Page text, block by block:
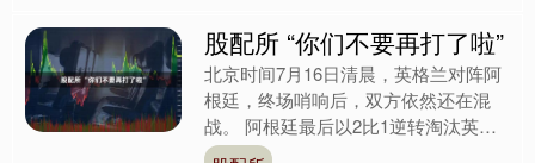
股配所 “你们不要再打了啦”
北京时间7月16日清晨，英格兰对阵阿
根廷，终场哨响后，双方依然还在混
战。 阿根廷最后以2比1逆转淘汰英格
兰，晋级球队已经开始庆祝了，冲突依